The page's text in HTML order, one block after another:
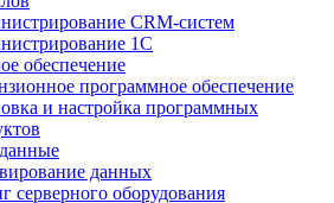
CRM-систем
1С
обеспечение
программное обеспечение
и настройка программных
данных
серверного оборудования